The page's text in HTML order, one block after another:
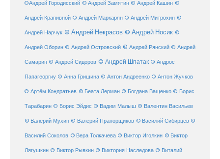
©Андрей Городисский © Андрей Замятин © Андрей Кашин ©
Андрей Крапивной © Андрей Маркарян © Андрей Митрохин ©
Андрей Нарчук © Андрей Некрасов © Андрей Носик ©
Андрей Оборин © Андрей Островский © Андрей Рянский © Андрей
Самарин © Андрей Сидоров © Андрей Шпатак © Андрос
Папагеоргиу © Анна Гришина © Антон Андреенко © Антон Жучков
© Артём Кондратьев © Беата Лерман © Богдана Ващенко © Борис
Тарабарин © Борис Эйдис © Вадим Малыш © Валентин Васильев
© Валерий Мухин © Валерий Прапорщиков © Василий Сибирцев ©
Василий Соколов © Вера Толкачева © Виктор Иголкин © Виктор
Лягушкин © Виктор Рывкин © Виктория Наследова © Виталий